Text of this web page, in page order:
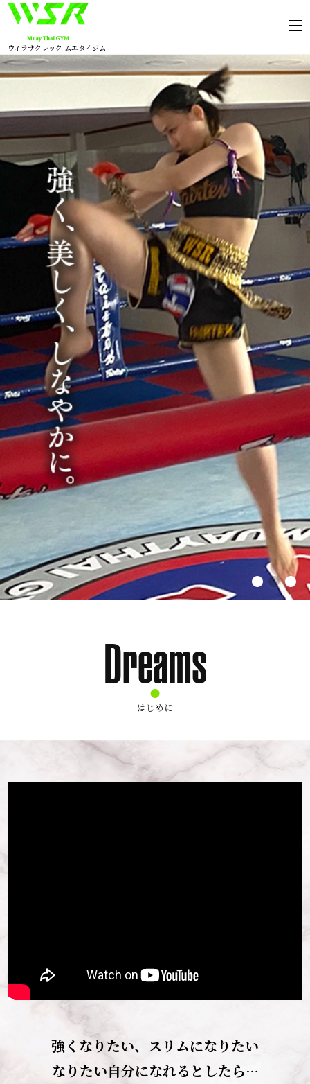
コ
ン
ツ
ス
プ
ウィラサクレック ムエタイジム
Dreams
はじめに
強くなりたい、スリムになりたい
なりたい自分になれるとしたら…